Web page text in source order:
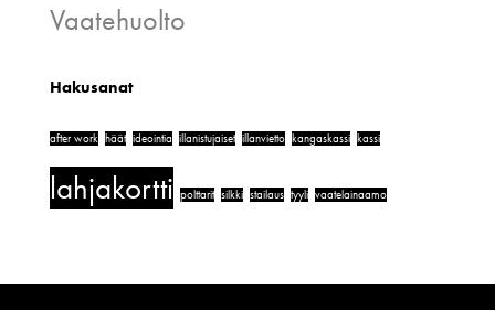
Vaatehuolto
Hakusanat
after work häät ideointia illanistujaiset illanvietto kangaskassi kassi
lahjakortti polttarit silkki stailaus tyyli vaatelainaamo